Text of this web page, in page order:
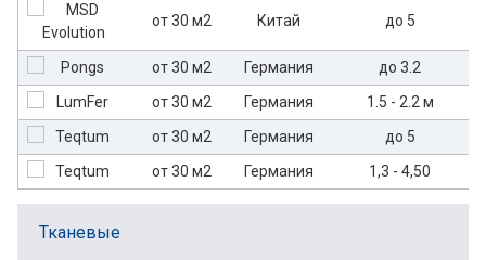
от 30 м2 Китай до 5
от 30 м2 Германия
до 3.2
от 30 м2
Германия
1.5 - 2.2 м
от 30 м2
Германия
до 5
от 30 м2
Германия 1,3 - 4,50
Тканевые